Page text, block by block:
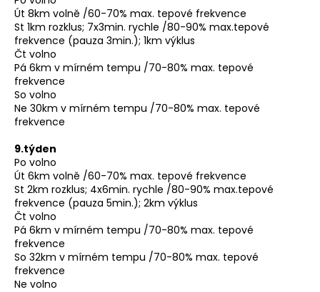
Út 8km volně /60-70% max. tepové frekvence
St 1km rozklus; 7x3min. rychle /80-90% max.tepové
frekvence (pauza 3min.); 1km výklus
Čt volno
Pá 6km v mírném tempu /70-80% max. tepové
frekvence
So volno
Ne 30km v mírném tempu /70-80% max. tepové
frekvence
9.týden
Po volno
Út 6km volně /60-70% max. tepové frekvence
St 2km rozklus; 4x6min. rychle /80-90% max.tepové
frekvence (pauza 5min.); 2km výklus
Čt volno
Pá 6km v mírném tempu /70-80% max. tepové
frekvence
So 32km v mírném tempu /70-80% max. tepové
frekvence
Ne volno